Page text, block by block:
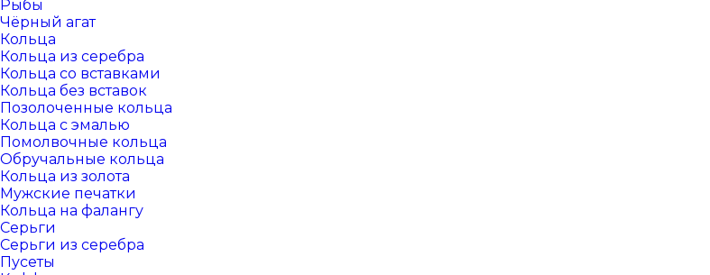
Рыбы
Чёрный агат
Кольца
Кольца из серебра
Кольца со вставками
Кольца без вставок
Позолоченные кольца
Кольца с эмалью
Помолвочные кольца
Обручальные кольца
Кольца из золота
Мужские печатки
Кольца на фалангу
Серьги
Серьги из серебра
Пусеты